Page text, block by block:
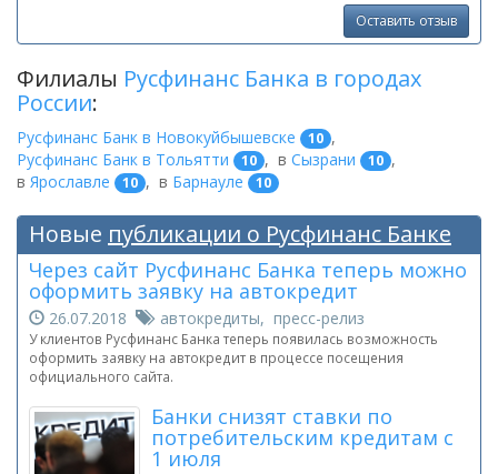
Оставить отзыв
Филиалы Русфинанс Банка в городах
России:
Русфинанс Банк в Новокуйбышевске 10 ,
Русфинанс Банк в Тольятти
10 , в Сызрани 10 ,
в Ярославле 10 , в Барнауле 10
Новые публикации о Русфинанс Банке
Через сайт Русфинанс Банка теперь можно
оформить заявку на автокредит
26.07.2018 автокредиты, пресс-релиз
У клиентов Русфинанс Банка теперь появилась возможность
оформить заявку на автокредит в процессе посещения
официального сайта.
Банки снизят ставки по
потребительским кредитам с
1 июля